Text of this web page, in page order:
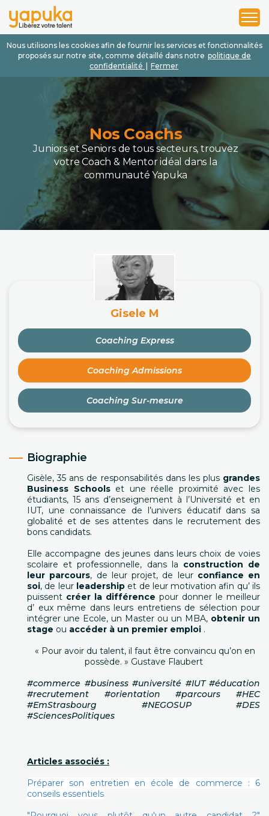
Nous utilisons les cookies afin de fournir les services et fonctionnalités
proposés sur notre site, comme détaillé dans notre politique de
confidentialité
Fermer
1
2
3
Nos Coachs
Juniors et Seniors de tous secteurs, trouvez
votre Coach & Mentor idéal dans la
communauté Yapuka
Gisele M
Coaching Express
Coaching Admissions
Coaching Sur-mesure
Biographie
Gisèle, 35 ans de responsabilités dans les plus grandes
Business Schoolset une réelle proximité avec les
étudiants, 15 ans d’enseignement à l’Université et en
IUT, une connaissance de l’univers éducatif dans sa
globalité et de ses attentes dans le recrutement des
bons candidats.
Elle accompagne des jeunes dans leurs choix de voies
scolaire et professionnelle, dans la construction de
leur parcours, de leur projet, de leur confiance en
soi, de leur leadership et de leur motivation afin qu’ ils
puissent créer la différence pour donner le meilleur
d’ eux même dans leurs entretiens de sélection pour
intégrer une Ecole, un Master ou un MBA, obtenir un
stage ou accéder à un premier emploi .
« Pour avoir du talent, il faut être convaincu qu’on en
possède. » Gustave Flaubert
#commerce #business #université #IUT #éducation
#recrutement #orientation #parcours #HEC
#EmStrasbourg #NEGOSUP #DES
#SciencesPolitiques
Articles associés :
Préparer son entretien en école de commerce : 6
conseils essentiels